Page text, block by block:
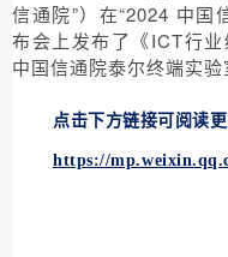
信通院”）在“2024 中国
布会上发布了《ICT行业
中国信通院泰尔终端实验
点击下方链接可阅读更
https://